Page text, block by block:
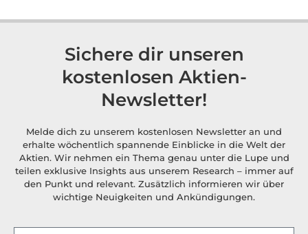
Sichere dir unseren
kostenlosen Aktien-
Newsletter!
Melde dich zu unserem kostenlosen Newsletter an und
erhalte wöchentlich spannende Einblicke in die Welt der
Aktien. Wir nehmen ein Thema genau unter die Lupe und
teilen exklusive Insights aus unserem Research – immer auf
den Punkt und relevant. Zusätzlich informieren wir über
wichtige Neuigkeiten und Ankündigungen.